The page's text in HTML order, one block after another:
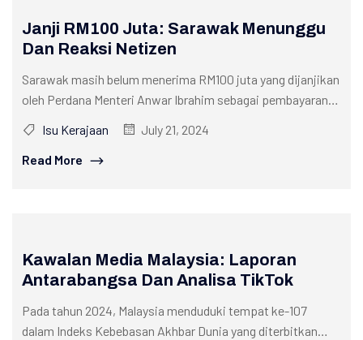
Janji RM100 Juta: Sarawak Menunggu
Dan Reaksi Netizen
Sarawak masih belum menerima RM100 juta yang dijanjikan
oleh Perdana Menteri Anwar Ibrahim sebagai pembayaran
balik dana untuk baik pulih...
Isu Kerajaan
July 21, 2024
Read More
Kawalan Media Malaysia: Laporan
Antarabangsa Dan Analisa TikTok
Pada tahun 2024, Malaysia menduduki tempat ke-107
dalam Indeks Kebebasan Akhbar Dunia yang diterbitkan